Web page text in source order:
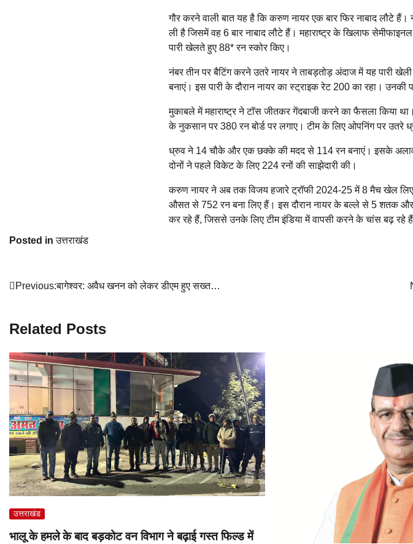
गौर करने वाली बात यह है कि करुण नायर एक बार फिर नाबाद लौटे
ली है जिसमें वह 6 बार नाबाद लौटे हैं। महाराष्ट्र के खिलाफ
पारी खेलते हुए 88* रन स्कोर किए।
नंबर तीन पर बैटिंग करने उतरे नायर ने ताबड़तोड़ अंदाज में यह पारी
बनाएं। इस पारी के दौरान नायर का स्ट्राइक रेट 200 का रहा। उनकी
मुकाबले में महाराष्ट्र ने टॉस जीतकर गेंदबाजी करने का फैसला किया
के नुकसान पर 380 रन बोर्ड पर लगाए। टीम के लिए ओपनिंग पर उतरे
ध्रुव ने 14 चौके और एक छक्के की मदद से 114 रन बनाएं। इसके
दोनों ने पहले विकेट के लिए 224 रनों की साझेदारी की।
करुण नायर ने अब तक विजय हजारे ट्रॉफी 2024-25 में 8 मैच खेल लिए
औसत से 752 रन बना लिए हैं। इस दौरान नायर के बल्ले से 5 शतक और
कर रहे हैं, जिससे उनके लिए टीम इंडिया में वापसी करने के चांस बढ़ रहे
Posted inउत्तराखंड
Post
Previous:बागेश्वर: अवैध खनन को लेकर डीएम हुए सख्त…
Related Posts
उत्तराखंड
भालू के हमले के बाद बड़कोट वन विभाग ने बढ़ाई गस्त फिल्ड में